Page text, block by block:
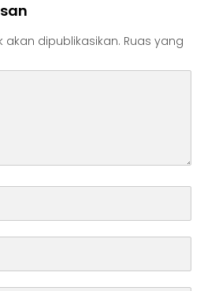
dipublikasikan. Ruas yang